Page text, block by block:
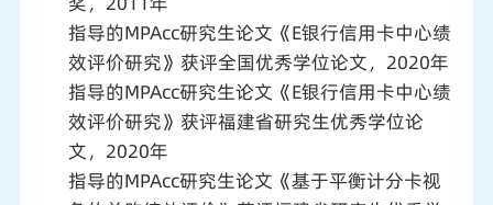
指导的MPAcc研究生论文《E银行信用卡中心绩
效评价研究》获评全国优秀学位论文，2020年
指导的MPAcc研究生论文《E银行信用卡中心绩
效评价研究》获评福建省研究生优秀学位论
文，2020年
指导的MPAcc研究生论文《基于平衡计分卡视